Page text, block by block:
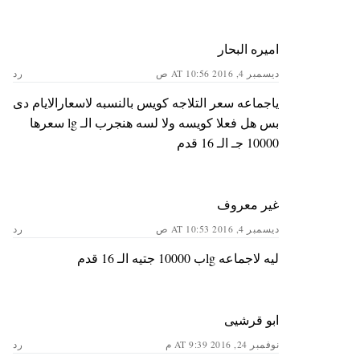
اميره البحار
ديسمبر 4, 2016 AT 10:56 ص رد
ياجماعه سعر التلاجه كويس بالنسبه لاسعارالايام دى
بس هل فعلا كويسه ولا لسه هنجرب الـ lg سعرها
10000 جـ الـ 16 قدم
غير معروف
ديسمبر 4, 2016 AT 10:53 ص رد
ليه لاجماعه lgب 10000 جتيه الـ 16 قدم
ابو قرشيى
نوفمبر 24, 2016 AT 9:39 م رد